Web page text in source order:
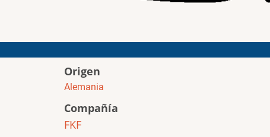
Origen
Alemania
Compañía
FKF